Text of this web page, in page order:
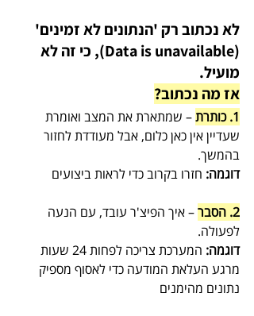
לא נכתוב רק 'הנתונים לא זמינים'
(Data is unavailable), כי זה לא
מועיל.
אז מה נכתוב?
1. כותרת
– שמתארת את המצב ואומרת
שעדיין אין כאן כלום, אבל מעודדת לחזור
בהמשך.
דוגמה: חזרו בקרוב כדי לראות ביצועים
2. הסבר
– איך הפיצ'ר עובד, עם הנעה
לפעולה.
דוגמה:
המערכת צריכה לפחות 24 שעות
מרגע העלאת המודעה כדי לאסוף מספיק
נתונים מהימנים